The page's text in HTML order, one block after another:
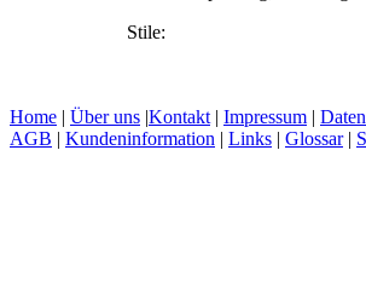
Stile:
Home | Über uns |Kontakt | Impressum |
AGB | Kundeninformation | Links | Glossar|